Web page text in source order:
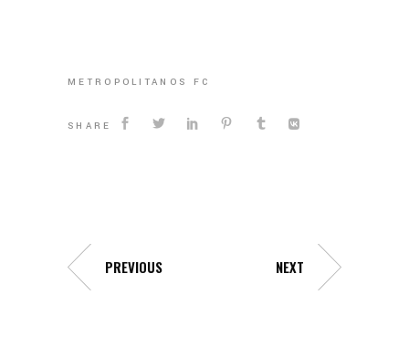
METROPOLITANOS FC
SHARE
PREVIOUS NEXT